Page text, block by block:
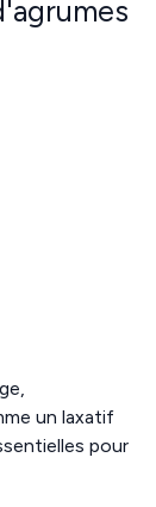
un laxatif
pour